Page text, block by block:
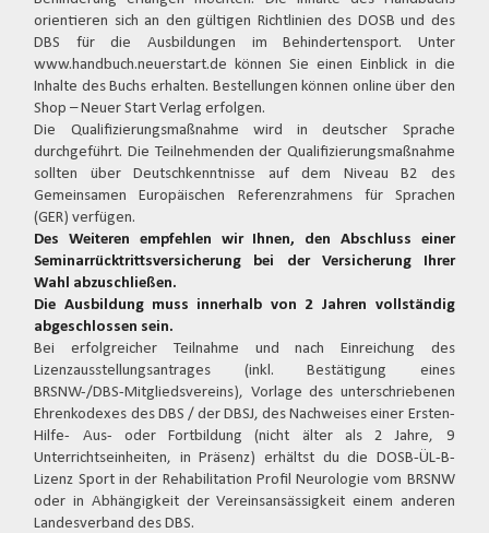
orientieren sich an den gültigen Richtlinien des DOSB und des
DBS für die Ausbildungen im Behindertensport. Unter
www.handbuch.neuerstart.de können Sie einen Einblick in die
Inhalte des Buchs erhalten. Bestellungen können online über den
Shop – Neuer Start Verlag erfolgen.
Die Qualifizierungsmaßnahme wird in deutscher Sprache
durchgeführt. Die Teilnehmenden der Qualifizierungsmaßnahme
sollten über Deutschkenntnisse auf dem Niveau B2 des
Gemeinsamen Europäischen Referenzrahmens für Sprachen
(GER) verfügen.
Des Weiteren empfehlen wir Ihnen, den Abschluss einer
Seminarrücktrittsversicherung bei der Versicherung Ihrer
Wahl abzuschließen.
Die Ausbildung muss innerhalb von 2 Jahren vollständig
abgeschlossen sein.
Bei erfolgreicher Teilnahme und nach Einreichung des
Lizenzausstellungsantrages (inkl. Bestätigung eines
BRSNW-/DBS-Mitgliedsvereins), Vorlage des unterschriebenen
Ehrenkodexes des DBS / der DBSJ, des Nachweises einer Ersten-
Hilfe- Aus- oder Fortbildung (nicht älter als 2 Jahre, 9
Unterrichtseinheiten, in Präsenz) erhältst du die DOSB-ÜL-B-
Lizenz Sport in der Rehabilitation Profil Neurologie vom BRSNW
oder in Abhängigkeit der Vereinsansässigkeit einem anderen
Landesverband des DBS.